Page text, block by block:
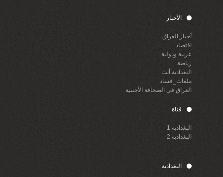
الأخبار
أخبار العراق
اقتصاد
عربية ودولية
رياضة
البغدادية أنت
ملفات_فساد
العراق في الصحافة الأجنبية
قناة
البغدادية 1
البغدادية 2
البغدادية